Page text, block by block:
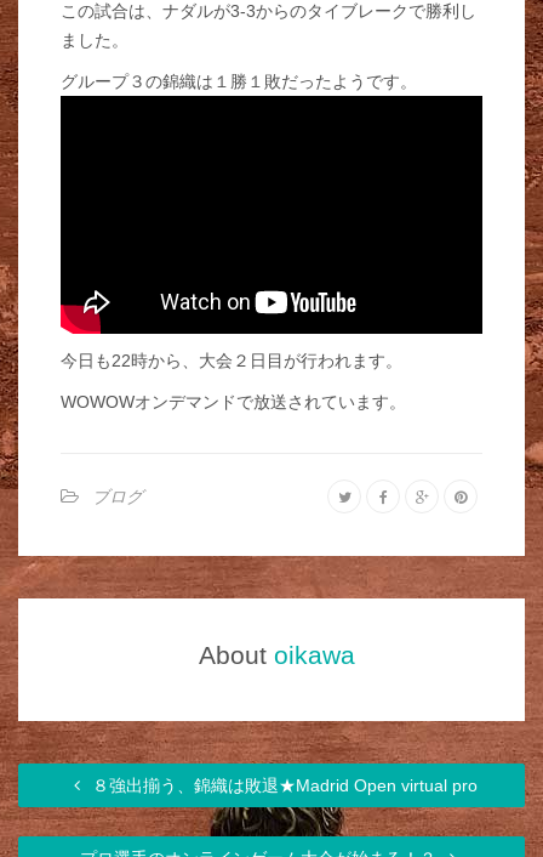
この試合は、ナダルが3-3からのタイブレークで勝利し
ました。
グループ３の錦織は１勝１敗だったようです。
今日も22時から、大会２日目が行われます。
WOWOWオンデマンドで放送されています。
ブログ
About oikawa
８強出揃う、錦織は敗退★Madrid Open virtual pro